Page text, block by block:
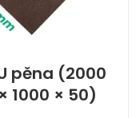
pěna (2000
× 1000 × 50)